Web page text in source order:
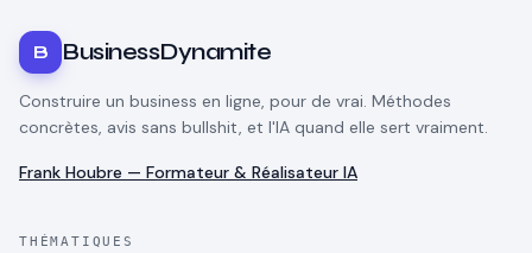
B BusinessDynamite
Construire un business en ligne, pour de vrai. Méthodes
concrètes, avis sans bullshit, et l'IA quand elle sert vraiment.
Frank Houbre — Formateur & Réalisateur IA
THÉMATIQUES